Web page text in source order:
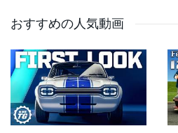
おすすめの人気動画